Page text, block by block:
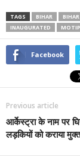
TAGS BIHAR
INAUGURATED
Facebook
Previous article
आर्केस्ट्रा के नाम पर
लड़कियों को कराया मुक्त